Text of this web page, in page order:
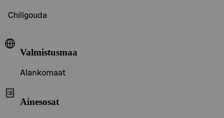
Chiligouda
Valmistusmaa
Alankomaat
Ainesosat